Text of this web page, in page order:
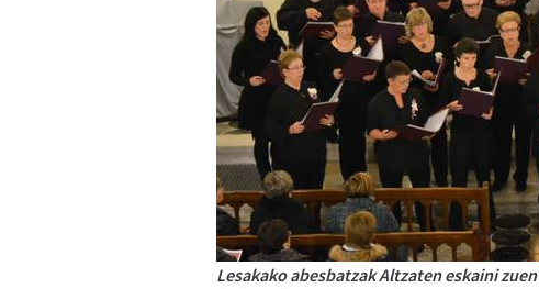
Lesakako abesbatzak Altzaten eskaini